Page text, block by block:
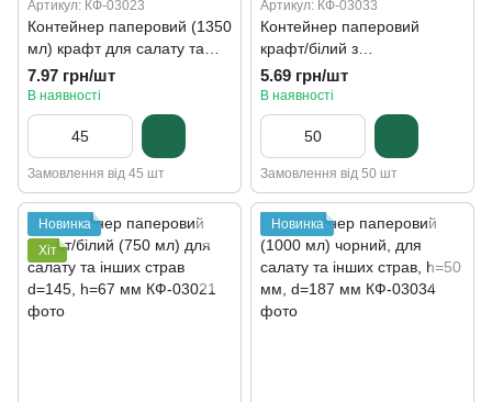
Артикул: КФ-03023
Контейнер паперовий (1350
мл) крафт для салату та
інших страв, h=67 мм,
d=187 мм
7.97 грн/шт
В наявності
Замовлення від 45 шт
Артикул: КФ-03033
Контейнер паперовий
крафт/білий з
двосторонньою ламінацією,
470 мл, d=110 мм, h=68 мм
5.69 грн/шт
В наявності
Замовлення від 50 шт
Новинка
Хіт
Новинка